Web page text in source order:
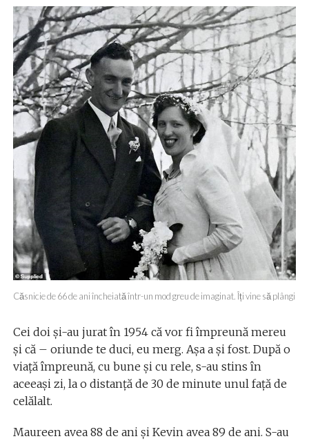
Căsnicie de 66 de ani încheiată într-un mod greu de imaginat. Îți vine să plângi
Cei doi și-au jurat în 1954 că vor fi împreună mereu
și că – oriunde te duci, eu merg. Așa a și fost. După o
viață împreună, cu bune și cu rele, s-au stins în
aceeași zi, la o distanță de 30 de minute unul față de
celălalt.
Maureen avea 88 de ani și Kevin avea 89 de ani. S-au